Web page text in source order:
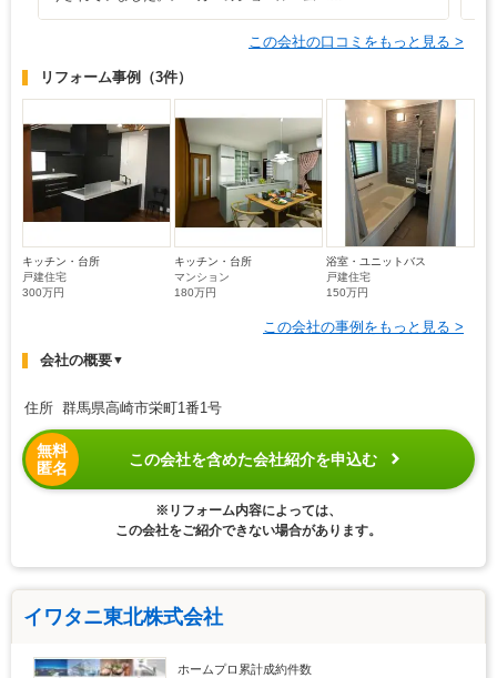
この会社の口コミをもっと見る >
リフォーム事例 （3件）
キッチン・台所
戸建住宅
300万円
キッチン・台所
マンション
180万円
浴室・ユニットバス
戸建住宅
150万円
この会社の事例をもっと見る >
会社の概要▼
住所 群馬県高崎市栄町1番1号
無料
匿名
この会社を含めた会社紹介を申込む
※リフォーム内容によっては、
この会社をご紹介できない場合があります。
イワタニ東北株式会社
ホームプロ累計成約件数